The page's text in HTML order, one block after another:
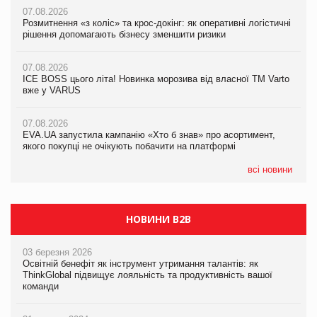
07.08.2026
Розмитнення «з коліс» та крос-докінг: як оперативні логістичні
рішення допомагають бізнесу зменшити ризики
07.08.2026
ICE BOSS цього літа! Новинка морозива від власної ТМ Varto
вже у VARUS
07.08.2026
EVA.UA запустила кампанію «Хто б знав» про асортимент,
якого покупці не очікують побачити на платформі
всі новини
07.08.2026
EVA.UA запустила кампанію «Хто б знав» про асортимент,
06.08.2026
Смачна новинка для хвостатих: у VARUS з’явилися паучі
05.08.2026
Мережа супермаркетів VARUS купує мережу магазинів
07.08.2026
Kraft Heinz скоротила збиток у першому півріччі
Продажі Hugo Boss впали на 9%
НОВИНИ B2B
03 березня 2026
Освітній бенефіт як інструмент утримання талантів: як
ThinkGlobal підвищує лояльність та продуктивність вашої
команди